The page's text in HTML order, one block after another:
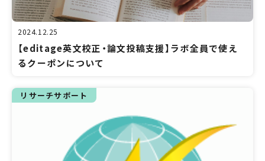
2024.12.25
【editage英文校正・論文投稿支援】ラボ全員で使え
るクーポンについて
リサーチサポート